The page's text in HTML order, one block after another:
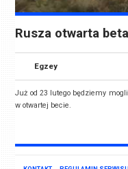
Rusza otwarta
Egzey
Już od 23 lutego będziemy
w otwartej becie.